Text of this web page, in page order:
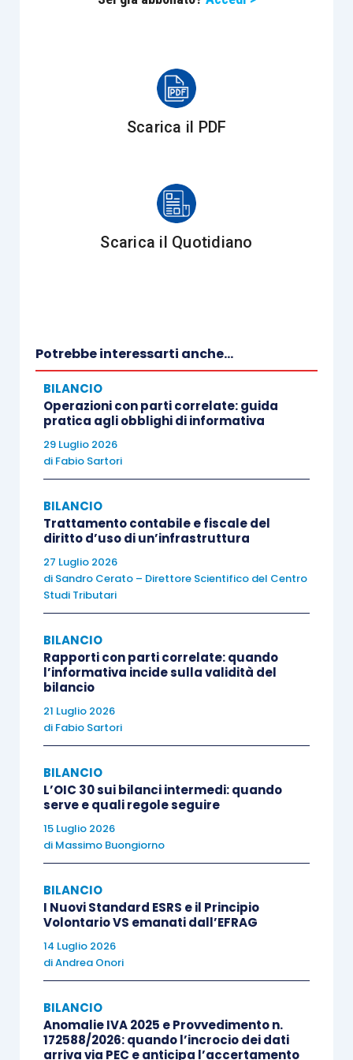
ESRS, Tassonomia UE e relativi obblighi di
assurance, assieme alla rendicontazione
volontaria (VSME, VS per le cosiddette
Consumatore:Direttiva Unfair Commercial
Practices (UCPD) e Direttiva (UE)
2024/825 (Empowering Consumers for
autorità nazionali (CONSOB, IVASS).
La novità più rilevante e recente per il mercato
italiano èl’entrata in vigore del D.Lgs. n.
30/2026, che recepisce la Direttiva europea
applicabili a partire dal
27 settembre 2026
Il sopra indicato Decreto traspone nel diritto
sostanziale unaserie di divieti tassativi che
impattano direttamente sulla progettazione dei
claim ambientali
divieto di claim ambientali generici
di una prova di “eccellenza riconosciuta”;
divieto di claim riferiti all’intero
prodotto o attività
caratteristica riguardi solo una
componente o una fase limitata del ciclo
di vita;
divieto di claim di neutralità climatica di
prodotto
esclusivamente sulla compensazione
(offsetting) delle emissioni;
divieto di esibire etichette di
sostenibilitàche non siano basate su
sistemi di certificazione accreditati o
stabilite da autorità pubbliche;
divieto di promesse di performance
Scarica il PDF
Scarica il Quotidiano
Potrebbe interessarti anche...
BILANCIO
Operazioni con parti correlate: guida
pratica agli obblighi di informativa
29 Luglio 2026
di Fabio Sartori
BILANCIO
Trattamento contabile e fiscale del
diritto d’uso di un’infrastruttura
27 Luglio 2026
di Sandro Cerato – Direttore Scientifico del Centro
Studi Tributari
BILANCIO
Rapporti con parti correlate: quando
l’informativa incide sulla validità del
bilancio
21 Luglio 2026
di Fabio Sartori
BILANCIO
L’OIC 30 sui bilanci intermedi: quando
serve e quali regole seguire
15 Luglio 2026
di Massimo Buongiorno
BILANCIO
I Nuovi Standard ESRS e il Principio
Volontario VS emanati dall’EFRAG
14 Luglio 2026
diAndrea Onori
BILANCIO
Anomalie IVA 2025 e Provvedimento n.
172588/2026: quando l’incrocio dei dati
arriva via PEC e anticipa l’accertamento